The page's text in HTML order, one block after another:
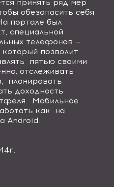
принять ряд мер
обезопасить себя
портале был
специальной
телефонов —
который позволит
пятью своими
отслеживать
планировать
доходность
Мобильное
как на
Android.